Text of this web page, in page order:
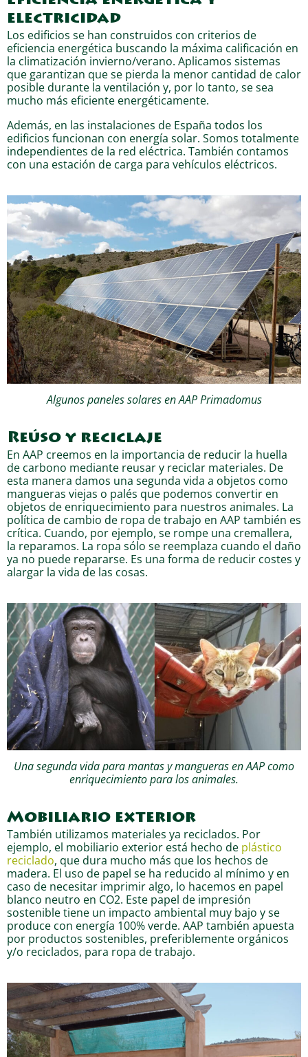
electricidad
Los edificios se han construidos con criterios de
eficiencia energética buscando la máxima calificación en
la climatización invierno/verano. Aplicamos sistemas
que garantizan que se pierda la menor cantidad de calor
posible durante la ventilación y, por lo tanto, se sea
mucho más eficiente energéticamente.
Además, en las instalaciones de España todos los
edificios funcionan con energía solar. Somos totalmente
independientes de la red eléctrica. También contamos
con una estación de carga para vehículos eléctricos.
Algunos paneles solares en AAP Primadomus
Reúso y reciclaje
En AAP creemos en la importancia de reducir la huella
de carbono mediante reusar y reciclar materiales. De
esta manera damos una segunda vida a objetos como
mangueras viejas o palés que podemos convertir en
objetos de enriquecimiento para nuestros animales. La
política de cambio de ropa de trabajo en AAP también es
crítica. Cuando, por ejemplo, se rompe una cremallera,
la reparamos. La ropa sólo se reemplaza cuando el daño
ya no puede repararse. Es una forma de reducir costes y
alargar la vida de las cosas.
Una segunda vida para mantas y mangueras en AAP como
enriquecimiento para los animales.
Mobiliario exterior
También utilizamos materiales ya reciclados. Por
ejemplo, el mobiliario exterior está hecho de plástico
reciclado, que dura mucho más que los hechos de
madera. El uso de papel se ha reducido al mínimo y en
caso de necesitar imprimir algo, lo hacemos en papel
blanco neutro en CO2. Este papel de impresión
sostenible tiene un impacto ambiental muy bajo y se
produce con energía 100% verde. AAP también apuesta
por productos sostenibles, preferiblemente orgánicos
y/o reciclados, para ropa de trabajo.